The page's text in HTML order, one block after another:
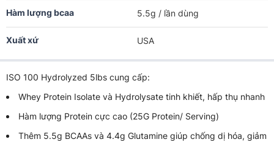
Hàm lượng bcaa 5.5g / lần dùng
Xuất xứ USA
ISO 100 Hydrolyzed 5lbs cung cấp:
Whey Protein Isolate và Hydrolysate tinh khiết, hấp thụ nhanh
Hàm lượng Protein cực cao (25G Protein/ Serving)
Thêm 5.5g BCAAs và 4.4g Glutamine giúp chống dị hóa, giảm